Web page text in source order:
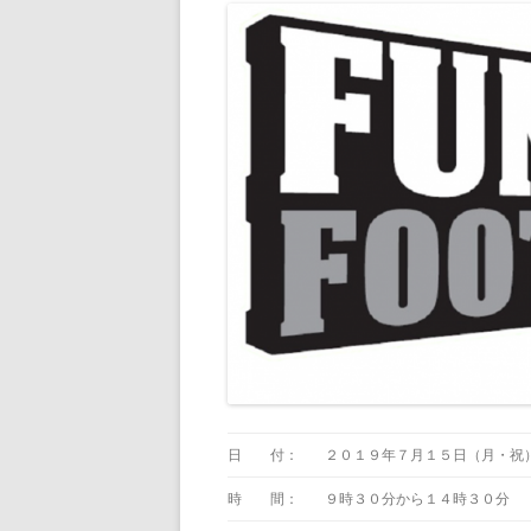
日 付： ２０１９年７月１５日（月・祝
時 間： ９時３０分から１４時３０分